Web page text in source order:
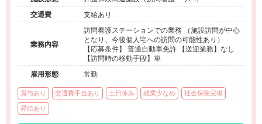
交通費
支給あり
業務内容
訪問看護ステーションでの業務 （施設訪問が中心
となり、今後個人宅への訪問の可能性あり）
【応募条件】 普通自動車免許 【送迎業務】なし
【訪問時の移動手段】車
雇用形態
常勤
賞与あり 交通費手当あり 土日休み 残業少なめ 社会保険完備
昇給あり